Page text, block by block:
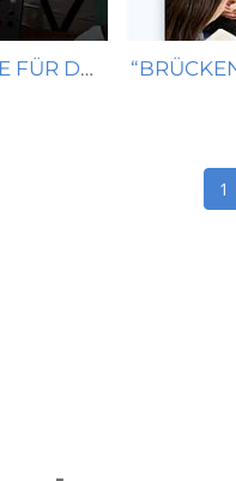
SO SPIELT DIE MUSIK – WEBSITE FÜR DEN MV ALTENFELDEN
1